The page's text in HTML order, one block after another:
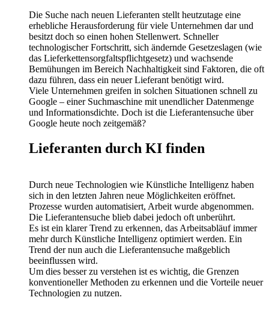
Die Suche nach neuen Lieferanten stellt heutzutage eine
erhebliche Herausforderung für viele Unternehmen dar und
besitzt doch so einen hohen Stellenwert. Schneller
technologischer Fortschritt, sich ändernde Gesetzeslagen (wie
das Lieferkettensorgfaltspflichtgesetz) und wachsende
Bemühungen im Bereich Nachhaltigkeit sind Faktoren, die oft
dazu führen, dass ein neuer Lieferant benötigt wird.
Viele Unternehmen greifen in solchen Situationen schnell zu
Google – einer Suchmaschine mit unendlicher Datenmenge
und Informationsdichte. Doch ist die Lieferantensuche über
Google heute noch zeitgemäß?
Lieferanten durch KI finden
Durch neue Technologien wie Künstliche Intelligenz haben
sich in den letzten Jahren neue Möglichkeiten eröffnet.
Prozesse wurden automatisiert, Arbeit wurde abgenommen.
Die Lieferantensuche blieb dabei jedoch oft unberührt.
Es ist ein klarer Trend zu erkennen, das Arbeitsabläuf immer
mehr durch Künstliche Intelligenz optimiert werden. Ein
Trend der nun auch die Lieferantensuche maßgeblich
beeinflussen wird.
Um dies besser zu verstehen ist es wichtig, die Grenzen
konventioneller Methoden zu erkennen und die Vorteile neuer
Technologien zu nutzen.